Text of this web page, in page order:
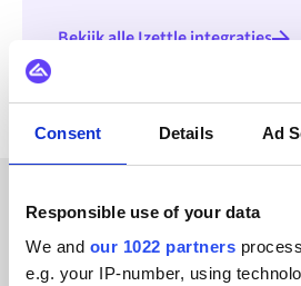
Consent Details Ad
Responsible use of your data
We and our 1022 partners
e.g. your IP-number, using
Bekijk alle Izettle integraties
Ontdek